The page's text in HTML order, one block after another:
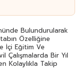
Bulundurularak
Özelliğine
İçi Eğitim Ve
Çalışmalarda Bir Yıl
Kolaylıkla Takip